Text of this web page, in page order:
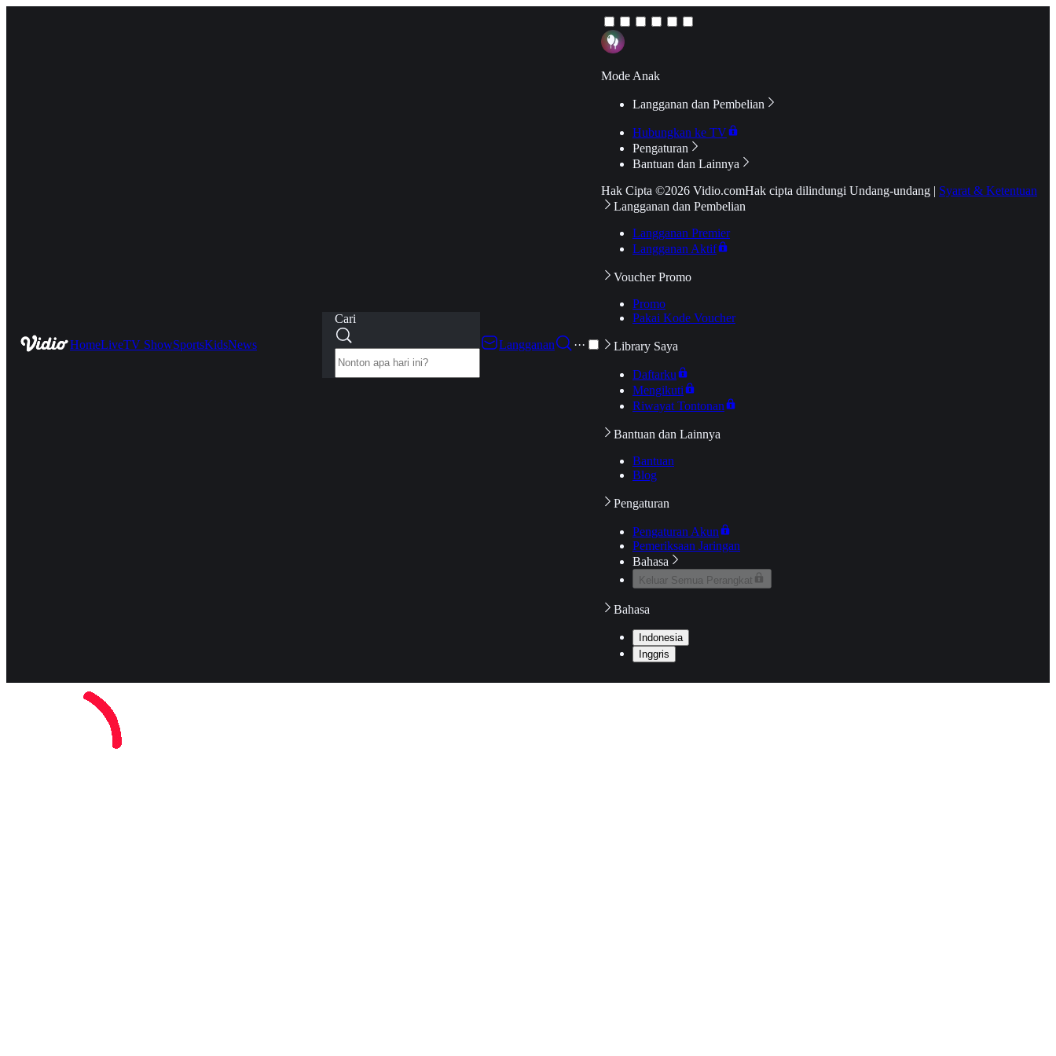
HomeLiveTV ShowSportsKidsNews
Cari
Langganan
···
Mode Anak
Langganan dan Pembelian
Hubungkan ke TV
Pengaturan
Bantuan dan Lainnya
Hak Cipta ©2026 Vidio.comHak cipta dilindungi Undang-undang | Syarat & Ketentuan
Langganan dan Pembelian
Langganan Premier
Langganan Aktif
Voucher Promo
Promo
Pakai Kode Voucher
Library Saya
Daftarku
Mengikuti
Riwayat Tontonan
Bantuan dan Lainnya
Bantuan
Blog
Pengaturan
Pengaturan Akun
Pemeriksaan Jaringan
Bahasa
Keluar Semua Perangkat
Bahasa
Indonesia
Inggris